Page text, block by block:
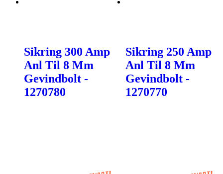
Sikring 300 Amp
Anl Til 8 Mm
Gevindbolt -
1270780
Sikring 250 Amp
Anl Til 8 Mm
Gevindbolt -
1270770